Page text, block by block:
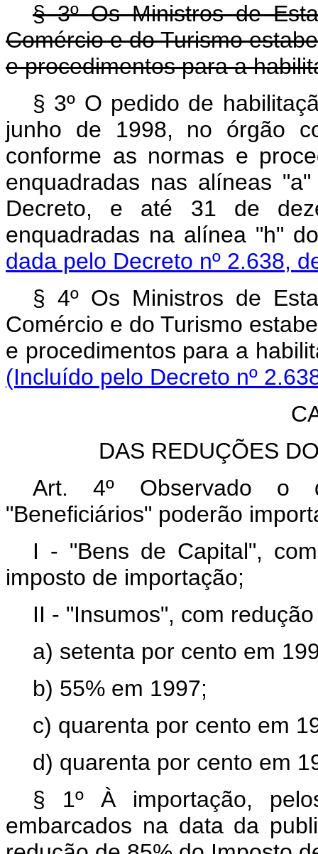
§ 3º Os Ministros de
Comércio e do Turismo
e procedimentos para a
§ 3º O pedido de
junho de 1998, no órgão
conforme as normas e
enquadradas nas alíneas
Decreto, e até 31 de
enquadradas na alínea
dada pelo Decreto nº 2.638,
§ 4º Os Ministros de
Comércio e do Turismo
e procedimentos para a
(Incluído pelo Decreto nº
DAS REDUÇÕES
Art. 4º Observado o
"Beneficiários" poderão
I - "Bens de Capital",
imposto de importação;
II - "Insumos", com
a) setenta por cento em
b) 55% em 1997;
c) quarenta por cento em
d) quarenta por cento em
§ 1º À importação,
embarcados na data da